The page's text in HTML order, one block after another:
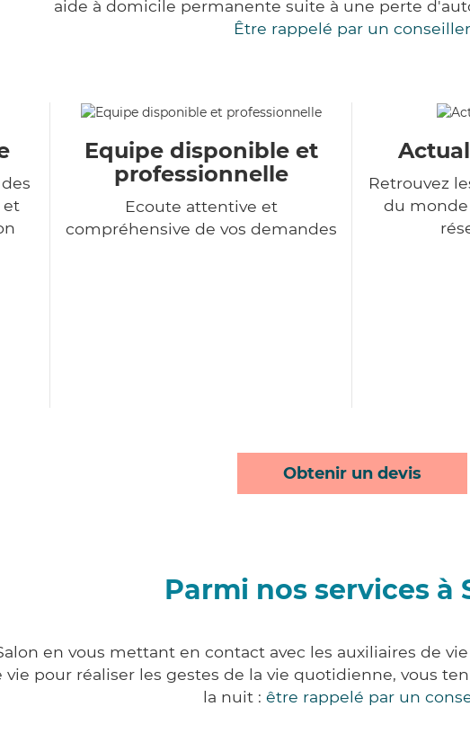
aide à domicile permanente suite à une perte
Être rappelé par un conseiller
et
Equipe disponible et
professionnelle
Ecoute attentive et
compréhensive de vos demandes
Retrouvez
du monde
Obtenir un devis
Parmi nos services à
en vous mettant en contact avec les auxiliaires de
vie pour réaliser les gestes de la vie quotidienne, vous
la nuit : être rappelé par un